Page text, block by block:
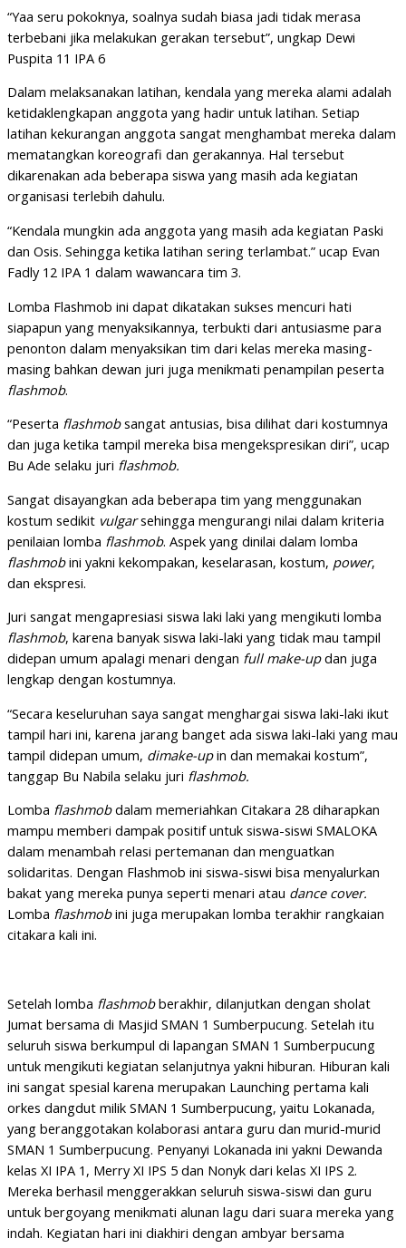
“Yaa seru pokoknya, soalnya sudah biasa jadi tidak merasa
terbebani jika melakukan gerakan tersebut”, ungkap Dewi
Puspita 11 IPA 6
Dalam melaksanakan latihan, kendala yang mereka alami adalah
ketidaklengkapan anggota yang hadir untuk latihan. Setiap
latihan kekurangan anggota sangat menghambat mereka dalam
mematangkan koreografi dan gerakannya. Hal tersebut
dikarenakan ada beberapa siswa yang masih ada kegiatan
organisasi terlebih dahulu.
“Kendala mungkin ada anggota yang masih ada kegiatan Paski
dan Osis. Sehingga ketika latihan sering terlambat.” ucap Evan
Fadly 12 IPA 1 dalam wawancara tim 3.
Lomba Flashmob ini dapat dikatakan sukses mencuri hati
siapapun yang menyaksikannya, terbukti dari antusiasme para
penonton dalam menyaksikan tim dari kelas mereka masing-
masing bahkan dewan juri juga menikmati penampilan peserta
flashmob.
“Peserta flashmobsangat antusias, bisa dilihat dari kostumnya
dan juga ketika tampil mereka bisa mengekspresikan diri”, ucap
Bu Ade selaku juri flashmob.
Sangat disayangkan ada beberapa tim yang menggunakan
kostum sedikit vulgarsehingga mengurangi nilai dalam kriteria
penilaian lomba flashmob. Aspek yang dinilai dalam lomba
flashmobini yakni kekompakan, keselarasan, kostum, power,
dan ekspresi.
Juri sangat mengapresiasi siswa laki laki yang mengikuti lomba
flashmob, karena banyak siswa laki-laki yang tidak mau tampil
didepan umum apalagi menari dengan full make-updan juga
lengkap dengan kostumnya.
“Secara keseluruhan saya sangat menghargai siswa laki-laki ikut
tampil hari ini, karena jarang banget ada siswa laki-laki yang mau
tampil didepan umum, dimake-upin dan memakai kostum”,
tanggap Bu Nabila selaku juri flashmob.
Lomba flashmobdalam memeriahkan Citakara 28 diharapkan
mampu memberi dampak positif untuk siswa-siswi SMALOKA
dalam menambah relasi pertemanan dan menguatkan
solidaritas. Dengan Flashmob ini siswa-siswi bisa menyalurkan
bakat yang mereka punya seperti menari atau dance cover.
Lomba flashmobini juga merupakan lomba terakhir rangkaian
citakara kali ini.
Setelah lomba flashmobberakhir, dilanjutkan dengan sholat
Jumat bersama di Masjid SMAN 1 Sumberpucung. Setelah itu
seluruh siswa berkumpul di lapangan SMAN 1 Sumberpucung
untuk mengikuti kegiatan selanjutnya yakni hiburan. Hiburan kali
ini sangat spesial karena merupakan Launching pertama kali
orkes dangdut milik SMAN 1 Sumberpucung, yaitu Lokanada,
yang beranggotakan kolaborasi antara guru dan murid-murid
SMAN 1 Sumberpucung. Penyanyi Lokanada ini yakni Dewanda
kelas XI IPA 1, Merry XI IPS 5 dan Nonyk dari kelas XI IPS 2.
Mereka berhasil menggerakkan seluruh siswa-siswi dan guru
untuk bergoyang menikmati alunan lagu dari suara mereka yang
indah. Kegiatan hari ini diakhiri dengan ambyar bersama